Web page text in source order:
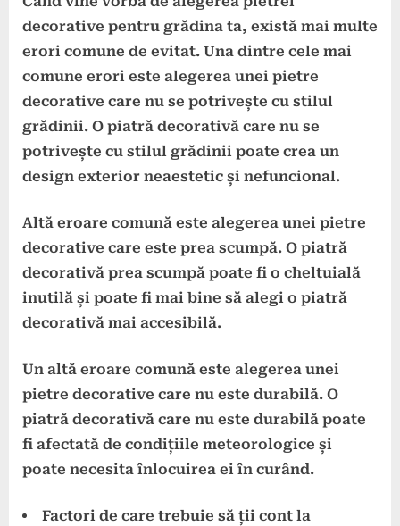
decorative pentru grădina ta, există mai multe
erori comune de evitat. Una dintre cele mai
comune erori este alegerea unei pietre
decorative care nu se potrivește cu stilul
grădinii. O piatră decorativă care nu se
potrivește cu stilul grădinii poate crea un
design exterior neaestetic și nefuncional.
Altă eroare comună este alegerea unei pietre
decorative care este prea scumpă. O piatră
decorativă prea scumpă poate fi o cheltuială
inutilă și poate fi mai bine să alegi o piatră
decorativă mai accesibilă.
Un altă eroare comună este alegerea unei
pietre decorative care nu este durabilă. O
piatră decorativă care nu este durabilă poate
fi afectată de condițiile meteorologice și
poate necesita înlocuirea ei în curând.
Factori de care trebuie să ții cont la